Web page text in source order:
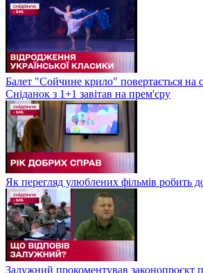
Балет "Сойчине крило" повертається на
Сніданок з 1+1 завітав на прем'єру
Як перегляд улюблених фільмів робить
Залужний прокоментував законопроєкт